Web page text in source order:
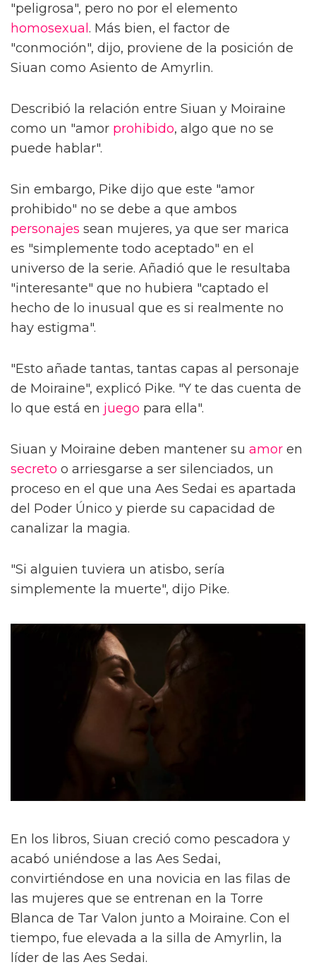
"peligrosa", pero no por el elemento
homosexual . Más bien, el factor de
"conmoción", dijo, proviene de la posición de
Siuan como Asiento de Amyrlin.
Describió la relación entre Siuan y Moiraine
como un "amor prohibido, algo que no se
puede hablar".
Sin embargo, Pike dijo que este "amor
prohibido" no se debe a que ambos
personajes sean mujeres, ya que ser marica
es "simplemente todo aceptado" en el
universo de la serie. Añadió que le resultaba
"interesante" que no hubiera "captado el
hecho de lo inusual que es si realmente no
hay estigma".
"Esto añade tantas, tantas capas al personaje
de Moiraine", explicó Pike. "Y te das cuenta de
lo que está en juego para ella".
Siuan y Moiraine deben mantener su amor en
secreto o arriesgarse a ser silenciados, un
proceso en el que una Aes Sedai es apartada
del Poder Único y pierde su capacidad de
canalizar la magia.
"Si alguien tuviera un atisbo, sería
simplemente la muerte", dijo Pike.
En los libros, Siuan creció como pescadora y
acabó uniéndose a las Aes Sedai,
convirtiéndose en una novicia en las filas de
las mujeres que se entrenan en la Torre
Blanca de Tar Valon junto a Moiraine. Con el
tiempo, fue elevada a la silla de Amyrlin, la
líder de las Aes Sedai.